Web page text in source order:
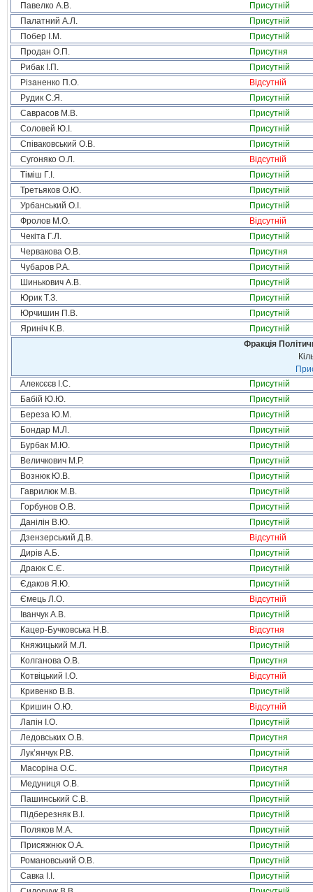
Павелко А.В.
Присутній
Палатний А.Л.
Присутній
Побер І.М.
Присутній
Продан О.П.
Присутня
Рибак І.П.
Присутній
Різаненко П.О.
Відсутній
Рудик С.Я.
Присутній
Саврасов М.В.
Присутній
Соловей Ю.І.
Присутній
Співаковський О.В.
Присутній
Сугоняко О.Л.
Відсутній
Тіміш Г.І.
Присутній
Третьяков О.Ю.
Присутній
Урбанський О.І.
Присутній
Фролов М.О.
Відсутній
Чекіта Г.Л.
Присутній
Червакова О.В.
Присутня
Чубаров Р.А.
Присутній
Шинькович А.В.
Присутній
Юрик Т.З.
Присутній
Юрчишин П.В.
Присутній
Яриніч К.В.
Присутній
Фракція
Алексєєв І.С.
Присутній
Бабій Ю.Ю.
Присутній
Береза Ю.М.
Присутній
Бондар М.Л.
Присутній
Бурбак М.Ю.
Присутній
Величкович М.Р.
Присутній
Вознюк Ю.В.
Присутній
Гаврилюк М.В.
Присутній
Горбунов О.В.
Присутній
Данілін В.Ю.
Присутній
Дзензерський Д.В.
Відсутній
Дирів А.Б.
Присутній
Драюк С.Є.
Присутній
Єдаков Я.Ю.
Присутній
Ємець Л.О.
Відсутній
Іванчук А.В.
Присутній
Кацер-Бучковська Н.В.
Відсутня
Княжицький М.Л.
Присутній
Колганова О.В.
Присутня
Котвіцький І.О.
Відсутній
Кривенко В.В.
Присутній
Кришин О.Ю.
Відсутній
Лапін І.О.
Присутній
Ледовських О.В.
Присутня
Лук’янчук Р.В.
Присутній
Масоріна О.С.
Присутня
Медуниця О.В.
Присутній
Пашинський С.В.
Присутній
Підберезняк В.І.
Присутній
Поляков М.А.
Присутній
Присяжнюк О.А.
Присутній
Романовський О.В.
Присутній
Савка І.І.
Присутній